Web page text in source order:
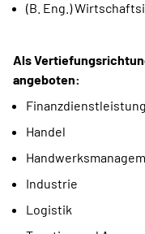
(B. Eng.)
Als
angeboten:
Handel
Industrie
Logistik